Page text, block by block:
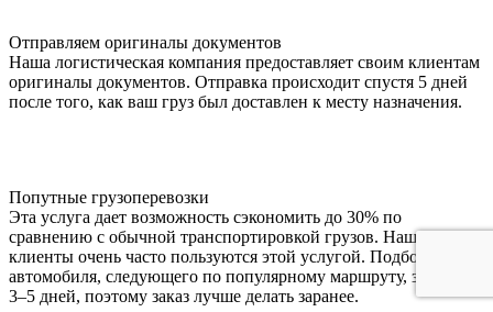
Отправляем оригиналы документов
Наша логистическая компания предоставляет своим клиентам
оригиналы документов. Отправка происходит спустя 5 дней
после того, как ваш груз был доставлен к месту назначения.
Попутные грузоперевозки
Эта услуга дает возможность сэкономить до 30% по
сравнению с обычной транспортировкой грузов. Наши
клиенты очень часто пользуются этой услугой. Подбор
автомобиля, следующего по популярному маршруту, занимает
3–5 дней, поэтому заказ лучше делать заранее.